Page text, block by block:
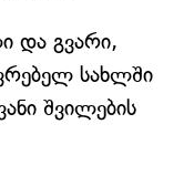
და გვარი,
სახლში
შვილების